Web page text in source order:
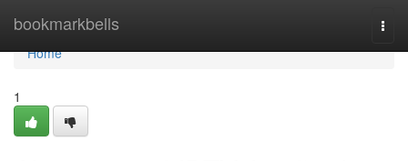
bookmarkbells
Home
Home
1